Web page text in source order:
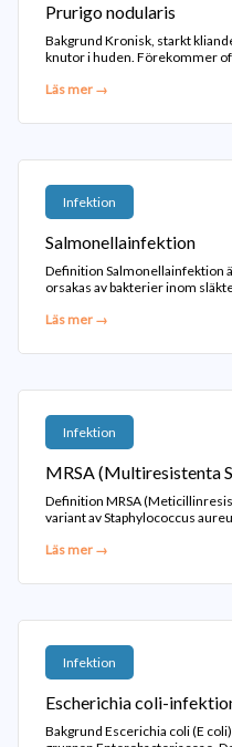
Prurigo nodularis
Bakgrund Kronisk, starkt
knutor i huden. Förekommer
Läs mer →
Infektion
Salmonellainfektion
Definition Salmonellainfektion
orsakas av bakterier inom
Läs mer →
Infektion
MRSA (Multiresistenta
Definition MRSA
variant av Staphylococcus
Läs mer →
Infektion
Escherichia coli-
Bakgrund Escerichia coli (E